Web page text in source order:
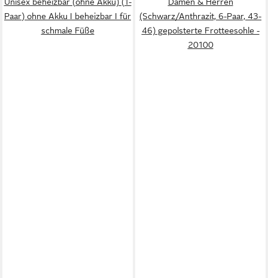
Paar) ohne Akku I beheizbar I für
schmale Füße
(Schwarz/Anthrazit, 6-Paar, 43-
46) gepolsterte Frotteesohle -
20100